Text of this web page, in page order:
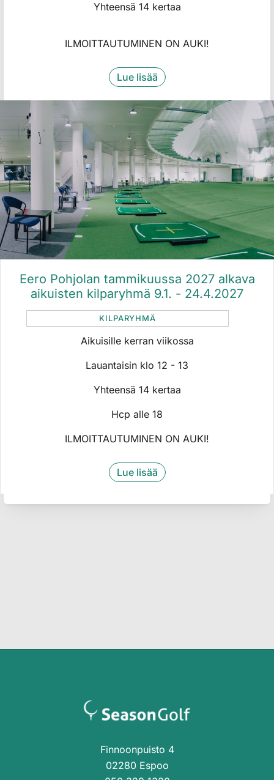
​​​​​​​Yhteensä 14 kertaa
ILMOITTAUTUMINEN ON AUKI!
Lue lisää
Eero Pohjolan tammikuussa 2027 alkava
aikuisten kilparyhmä 9.1. - 24.4.2027​​​​​​​​​​​​
KILPARYHMÄ
Aikuisille kerran viikossa
Lauantaisin klo 12 - 13
​​​​​​​Yhteensä 14 kertaa
Hcp alle 18
ILMOITTAUTUMINEN ON AUKI!
Lue lisää
Finnoonpuisto 4
02280 Espoo